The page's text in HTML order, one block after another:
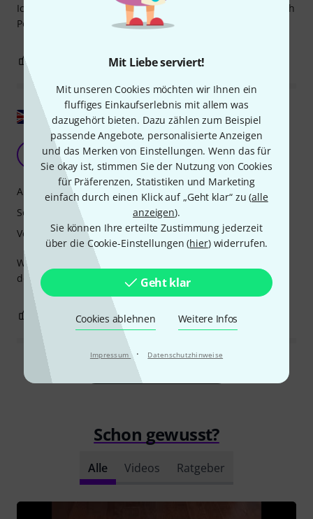
Mit Liebe serviert!
Mit unseren Cookies möchten wir Ihnen ein
fluffiges Einkaufserlebnis mit allem was
dazugehört bieten. Dazu zählen zum Beispiel
passende Angebote, personalisierte Anzeigen
und das Merken von Einstellungen. Wenn das für
Sie okay ist, stimmen Sie der Nutzung von Cookies
für Präferenzen, Statistiken und Marketing
einfach durch einen Klick auf „Geht klar“ zu (alle
anzeigen).
Sie können Ihre erteilte Zustimmung jederzeit
über die Cookie-Einstellungen (hier) widerrufen.
Geht klar
Cookies ablehnen Weitere Infos
Impressum · Datenschutzhinweise
Ich empfehle es allen klassischen Saxophonisten, aber auch
Pop- und Semi-Klassik-Musikern.
BEWERTUNG MELDEN
Original zeigen
schönes Mundstück
Fića 17.03.2021
Wirklich gutes Mundstück von Selmer. Es passt perfekt zu
den Blättern Nummer 3 von Vandoren.
Ansprache
Sound
Verarbeitung
0 BEWERTUNG MELDEN
Alle Bewertungen lesen
Schon gewusst?
Alle Videos Ratgeber